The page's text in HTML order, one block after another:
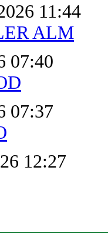
11:44
ALM
07:40
07:37
12:27